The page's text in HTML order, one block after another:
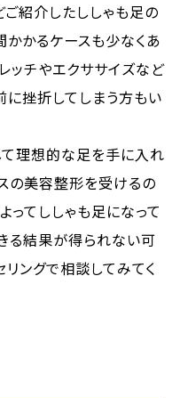
紹介したししゃも足の
かるケースも少なくあ
ッチやエクササイズなど
に挫折してしまう方もい
て理想的な足を手に入れ
の美容整形を受けるの
ってししゃも足になって
る結果が得られない可
ングで相談してみてく